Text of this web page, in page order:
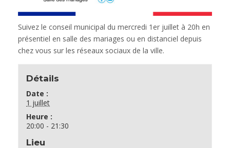
Suivez le conseil municipal du mercredi 1er juillet à 20h en
présentiel en salle des mariages ou en distanciel depuis
chez vous sur les réseaux sociaux de la ville.
Détails
Date :
1 juillet
Heure :
20:00 - 21:30
Lieu